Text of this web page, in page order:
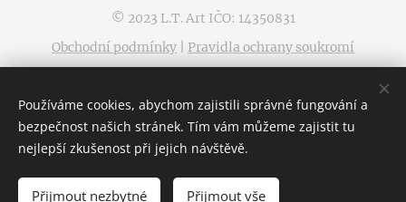
DO KOŠÍKU
© 2023 L.T. Art IČO: 14350831
Obchodní podmínky
Pravidla ochrany soukromí
Jazyky
Používáme cookies, abychom zajistili správné fungování a
bezpečnost našich stránek. Tím vám můžeme zajistit tu
nejlepší zkušenost při jejich návštěvě.
Přijmout nezbytné Přijmout vše